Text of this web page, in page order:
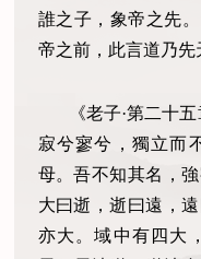
誰之子，象帝之先
帝之前，此言道乃先
《老子·第二十
寂兮寥兮，獨立而
母。吾不知其名，
大曰逝，逝曰遠，
亦大。域中有四大